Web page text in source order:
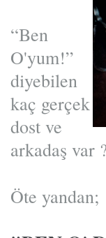
“Ben
O'yum!”
diyebilen
kaç gerçek
dost ve
arkadaş var
Öte yandan;